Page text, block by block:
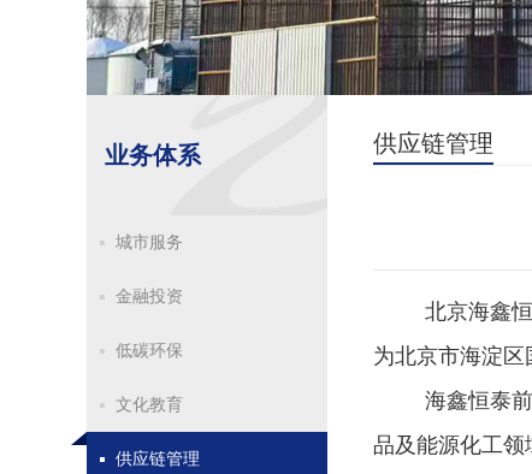
业务体系
城市服务
金融投资
低碳环保
文化教育
供应链管理
供应链管理
北京海鑫
为北京市海淀区
海鑫恒泰
品及能源化工领